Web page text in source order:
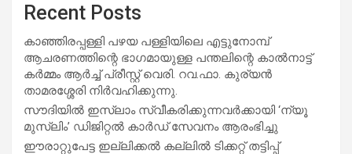
Recent Posts
കാഞ്ഞിരപ്പള്ളി പഴയ പള്ളിയിലെ എട്ടുനോമ്പ്
ആചരണത്തിന്റെ ഭാഗമായുള്ള പന്തലിന്റെ കാൽനാട്ട്
കർമ്മം ആർച്ച് പ്രീസ്റ്റ് വെരി. റവ.ഫാ. കുര്യൻ
താമരശ്ശേരി നിർവഹിക്കുന്നു.
സൗദിയില്‍ ഇസ്‌ലാം സ്വീകരിക്കുന്നവര്‍ക്കായി ‘ന്യൂ
മുസ്ലിം’ ഡിജിറ്റല്‍ കാര്‍ഡ് സേവനം ആരംഭിച്ചു
ഈരാറ്റുപേട്ട ഇല്ലിക്കൽ കല്ലിൽ ടിക്കറ്റ് തട്ടിപ്പ്